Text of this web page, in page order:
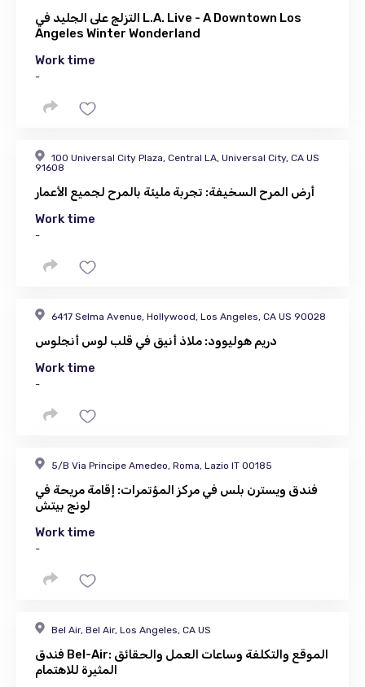
التزلج على الجليد في L.A. Live - A Downtown Los
Angeles Winter Wonderland
Work time
-
100 Universal City Plaza, Central LA, Universal City, CA US
91608
أرض المرح السخيفة: تجربة مليئة بالمرح لجميع الأعمار
Work time
-
6417 Selma Avenue, Hollywood, Los Angeles, CA US 90028
دريم هوليوود: ملاذ أنيق في قلب لوس أنجلوس
Work time
-
5/B Via Principe Amedeo, Roma, Lazio IT 00185
فندق ويسترن بلس في مركز المؤتمرات: إقامة مريحة في
لونج بيتش
Work time
-
Bel Air, Bel Air, Los Angeles, CA US
فندق Bel-Air: الموقع والتكلفة وساعات العمل والحقائق
المثيرة للاهتمام